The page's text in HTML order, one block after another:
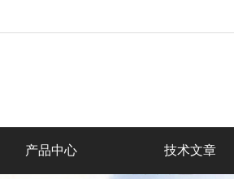
产品中心 技术文章